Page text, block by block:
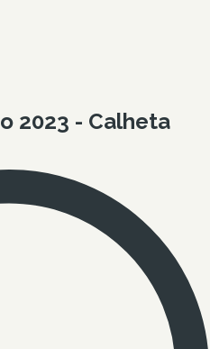
2023 - Calheta